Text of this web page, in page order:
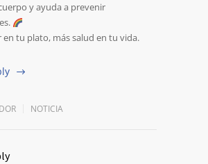
y ayuda a prevenir
en tu plato, más salud en tu vida.
NOTICIA